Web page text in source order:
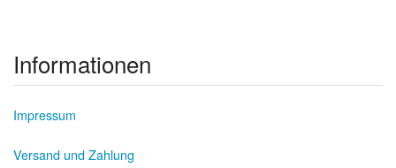
Informationen
Impressum
Versand und Zahlung